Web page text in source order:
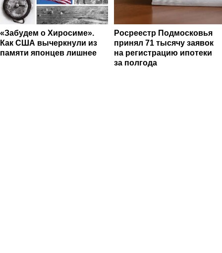
«Забудем о Хиросиме».
Как США вычеркнули из
памяти японцев лишнее
Росреестр Подмосковья
принял 71 тысячу заявок
на регистрацию ипотеки
за полгода